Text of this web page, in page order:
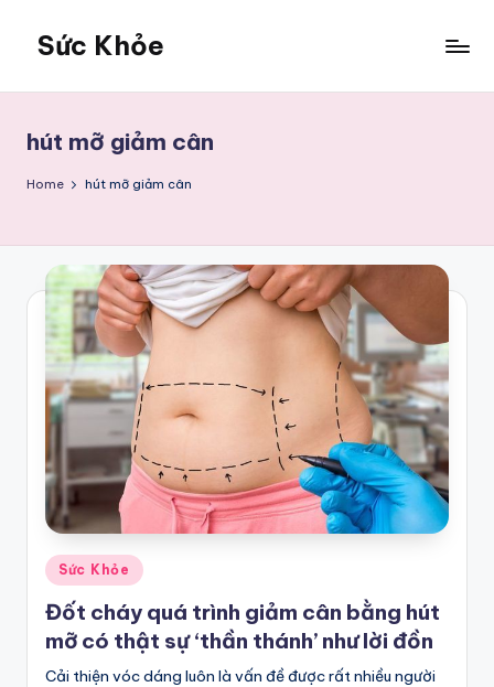
content
Sức Khỏe
hút mỡ giảm cân
Home hút mỡ giảm cân
Posted
in
Sức Khỏe
Đốt cháy quá trình giảm cân bằng hút
mỡ có thật sự ‘thần thánh’ như lời đồn
Cải thiện vóc dáng luôn là vấn đề được rất nhiều người